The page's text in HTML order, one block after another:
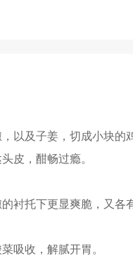
以及子姜，切成小块
皮，酣畅过瘾。
衬托下更显爽脆，又各
吸收，解腻开胃。